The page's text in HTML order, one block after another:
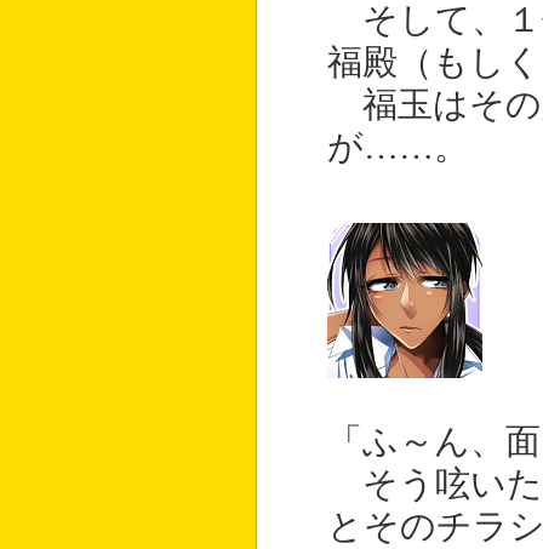
そして、１
福殿（もし
福玉はその
が……。
「ふ～ん、
そう呟い
とそのチラ